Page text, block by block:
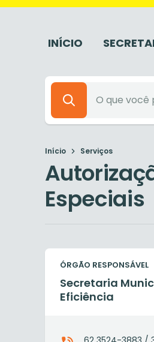
INÍCIO
Início Serviços
Especiais
ÓRGÃO RESPONSÁVEL
Secretaria
Eficiência